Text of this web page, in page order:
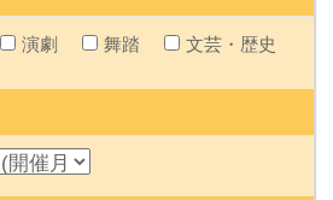
演劇 舞踏
文芸・歴史